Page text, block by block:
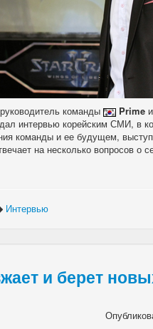
команды Prime
дал интервью корейским СМИ, в
команды и ее будущем,
на несколько вопросов о
Интервью
и берет